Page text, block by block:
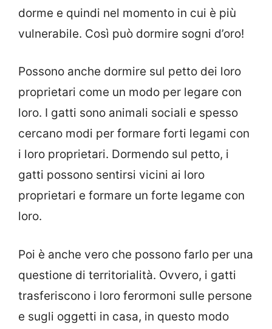
dorme e quindi nel momento in cui è più
vulnerabile. Così può dormire sogni d’oro!
Possono anche dormire sul petto dei loro
proprietari come un modo per legare con
loro. I gatti sono animali sociali e spesso
cercano modi per formare forti legami con
i loro proprietari. Dormendo sul petto, i
gatti possono sentirsi vicini ai loro
proprietari e formare un forte legame con
loro.
Poi è anche vero che possono farlo per una
questione di territorialità. Ovvero, i gatti
trasferiscono i loro ferormoni sulle persone
e sugli oggetti in casa, in questo modo